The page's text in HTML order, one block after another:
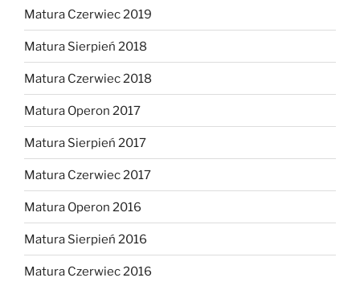
Matura Czerwiec 2019
Matura Sierpień 2018
Matura Czerwiec 2018
Matura Operon 2017
Matura Sierpień 2017
Matura Czerwiec 2017
Matura Operon 2016
Matura Sierpień 2016
Matura Czerwiec 2016